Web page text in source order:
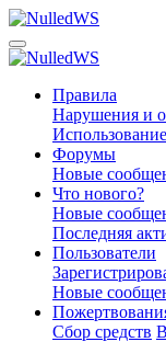
Правила
Нарушения и
Форумы
Новые
Что нового?
Новые
Последняя
Пользователи
Новые
Сбор средств